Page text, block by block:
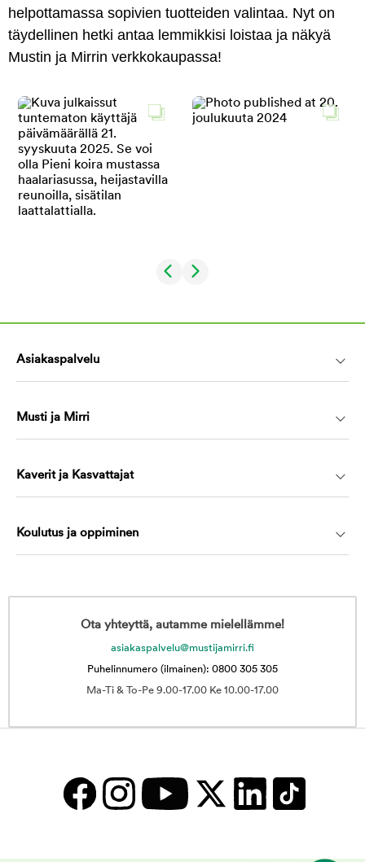
helpottamassa sopivien tuotteiden valintaa. Nyt on
täydellinen hetki antaa lemmikkisi loistaa ja näkyä
Mustin ja Mirrin verkkokaupassa!
Asiakaspalvelu
Musti ja Mirri
Kaverit ja Kasvattajat
Koulutus ja oppiminen
Ota yhteyttä, autamme mielellämme!
asiakaspalvelu@mustijamirri.fi
Puhelinnumero (ilmainen): 0800 305 305
Ma-Ti & To-Pe 9.00-17.00 Ke 10.00-17.00